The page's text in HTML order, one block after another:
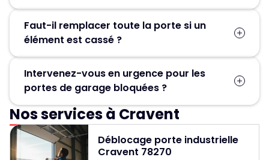
Faut-il remplacer toute la porte si un
élément est cassé ?
les pièces défectueuses (ressort, moteur,
câbles, rails) sont remplacées, ce qui permet
d’éviter un changement complet de la porte.
Intervenez-vous en urgence pour les
portes de garage bloquées ?
Oui, un service d’urgence est disponible
24h/24 et 7j/7 pour débloquer et réparer
rapidement les portes de garage.
Nos services à Cravent
Déblocage porte industrielle
Cravent 78270